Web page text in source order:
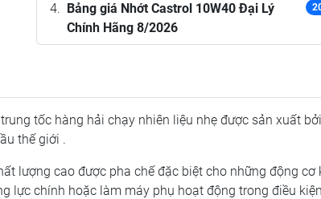
Bảng giá Nhớt Castrol 10W40 Đại Lý
Chính Hãng 8/2026
tốc hàng hải chạy nhiên liệu nhẹ được sản xuất
thế giới .
lượng cao được pha chế đặc biệt cho những động cơ
lực chính hoặc làm máy phụ hoạt động trong điều